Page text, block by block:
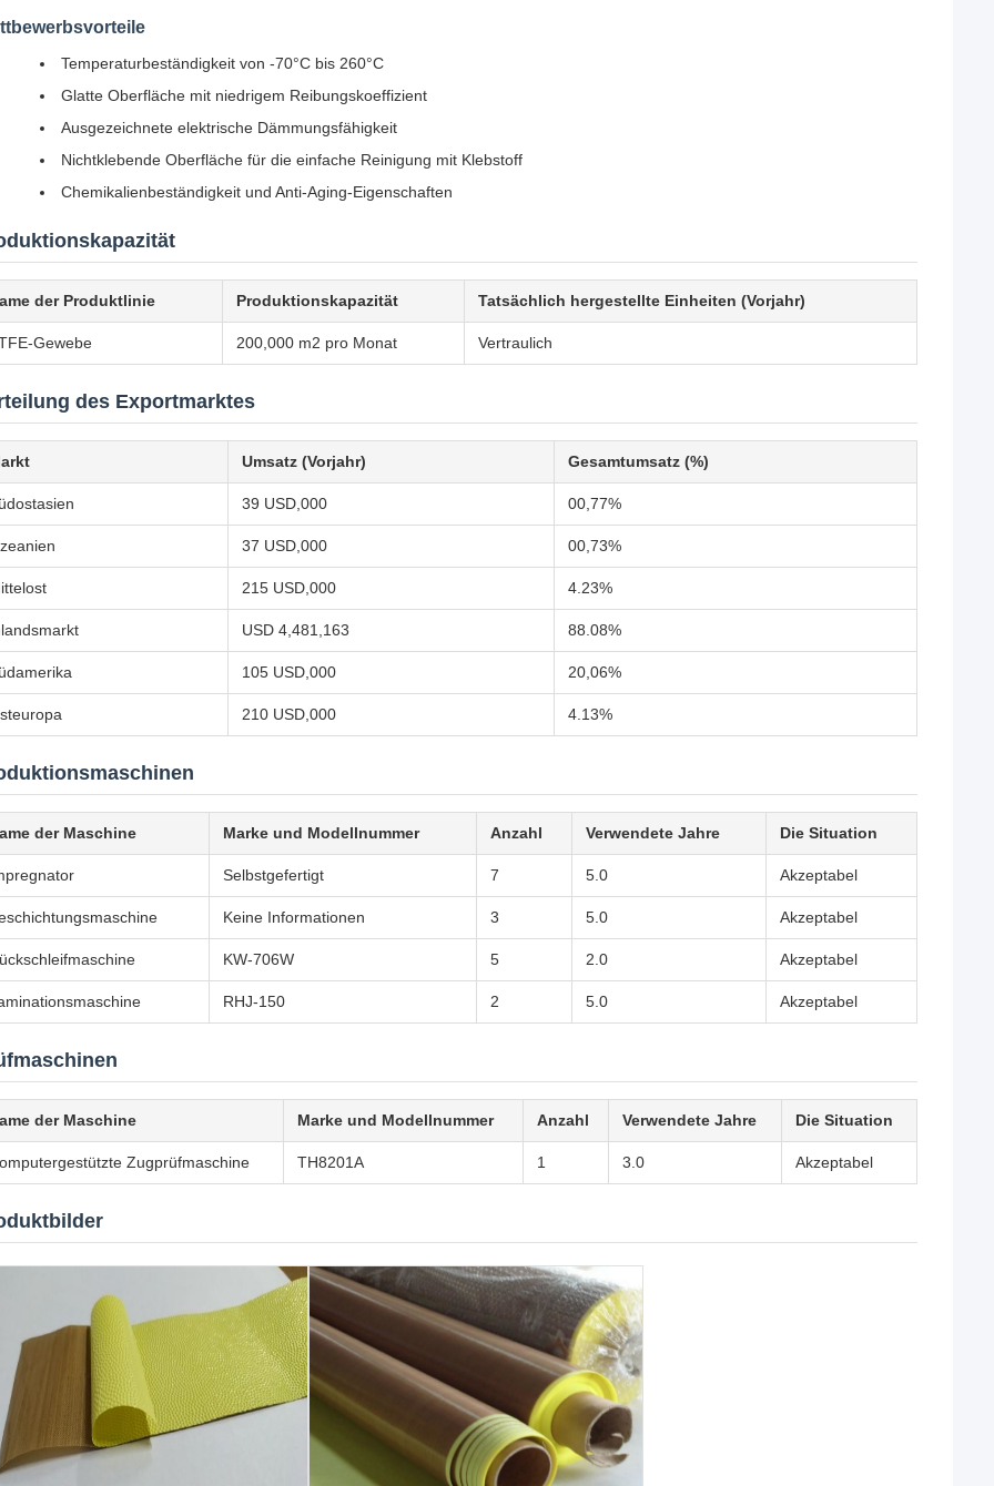
Temperaturbeständigkeit von -70°C bis 260°C
Glatte Oberfläche mit niedrigem Reibungskoeffizient
Ausgezeichnete elektrische Dämmungsfähigkeit
Nichtklebende Oberfläche für die einfache Reinigung mit Klebstoff
Chemikalienbeständigkeit und Anti-Aging-Eigenschaften
der Produktlinie Produktionskapazität Tatsächlich hergestellte Einheiten (Vorjahr)
Gewebe 200,000 m2 pro Monat Vertraulich
des Exportmarktes
Umsatz (Vorjahr) Gesamtumsatz (%)
39 USD,000 00,77%
37 USD,000 00,73%
215 USD,000 4.23%
USD 4,481,163 88.08%
105 USD,000 20,06%
210 USD,000 4.13%
der Maschine Marke und Modellnummer Anzahl Verwendete Jahre Die Situation
Selbstgefertigt 7 5.0 Akzeptabel
Keine Informationen 3 5.0 Akzeptabel
KW-706W 5 2.0 Akzeptabel
RHJ-150 2 5.0 Akzeptabel
der Maschine Marke und Modellnummer Anzahl Verwendete Jahre Die Situation
Zugprüfmaschine TH8201A 1 3.0 Akzeptabel